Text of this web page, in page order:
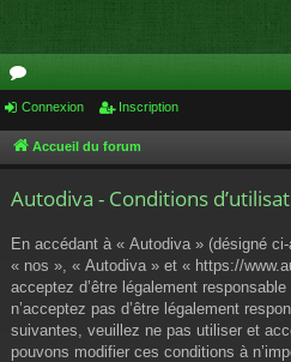
or
u
Connexion Inscription
Accueil du forum
Autodiva - Conditions
En accédant à « Autodiva » (désigné
« nos », « Autodiva » et « https://
acceptez d’être légalement
n’acceptez pas d’être légalement
suivantes, veuillez ne pas utiliser et
pouvons modifier ces conditions à